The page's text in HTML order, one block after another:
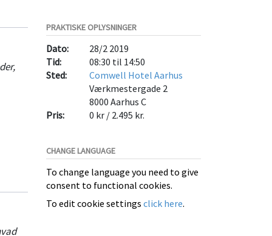
PRAKTISKE OPLYSNINGER
Dato:
28/2 2019
Tid:
08:30 til 14:50
Sted:
Comwell Hotel Aarhus
Værkmestergade 2
8000Aarhus C
Pris:
0 kr / 2.495 kr.
CHANGE LANGUAGE
To change language you need to give
consent to functional cookies.
To edit cookie settings click here.